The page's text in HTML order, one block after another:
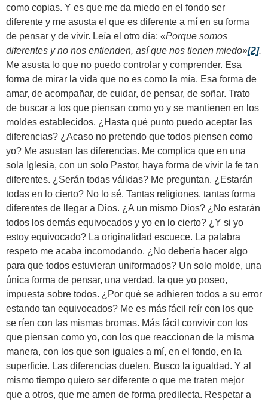
como copias. Y es que me da miedo en el fondo ser
diferente y me asusta el que es diferente a mí en su forma
de pensar y de vivir. Leía el otro día: «Porque somos
diferentes y no nos entienden, así que nos tienen miedo»[2].
Me asusta lo que no puedo controlar y comprender. Esa
forma de mirar la vida que no es como la mía. Esa forma de
amar, de acompañar, de cuidar, de pensar, de soñar. Trato
de buscar a los que piensan como yo y se mantienen en los
moldes establecidos. ¿Hasta qué punto puedo aceptar las
diferencias? ¿Acaso no pretendo que todos piensen como
yo? Me asustan las diferencias. Me complica que en una
sola Iglesia, con un solo Pastor, haya forma de vivir la fe tan
diferentes. ¿Serán todas válidas? Me preguntan. ¿Estarán
todas en lo cierto? No lo sé. Tantas religiones, tantas forma
diferentes de llegar a Dios. ¿A un mismo Dios? ¿No estarán
todos los demás equivocados y yo en lo cierto? ¿Y si yo
estoy equivocado? La originalidad escuece. La palabra
respeto me acaba incomodando. ¿No debería hacer algo
para que todos estuvieran uniformados? Un solo molde, una
única forma de pensar, una verdad, la que yo poseo,
impuesta sobre todos. ¿Por qué se adhieren todos a su error
estando tan equivocados? Me es más fácil reír con los que
se ríen con las mismas bromas. Más fácil convivir con los
que piensan como yo, con los que reaccionan de la misma
manera, con los que son iguales a mí, en el fondo, en la
superficie. Las diferencias duelen. Busco la igualdad. Y al
mismo tiempo quiero ser diferente o que me traten mejor
que a otros, que me amen de forma predilecta. Respetar a